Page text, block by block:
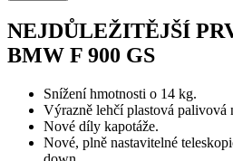
NEJDŮLEŽITĚJŠÍ
BMW F 900 GS
Snížení hmotnosti o 14 kg.
Výrazně lehčí plastová palivová
Nové díly kapotáže.
Nové, plně nastavitelné